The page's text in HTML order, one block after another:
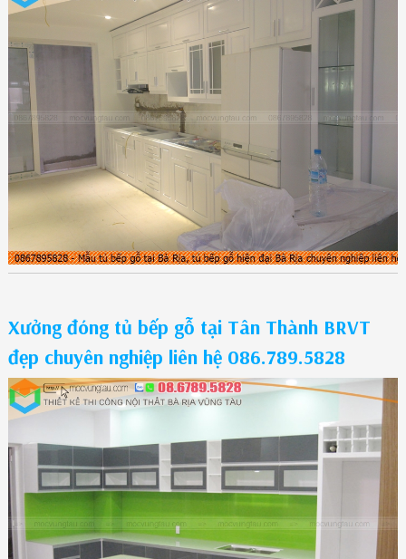
Xưởng đóng tủ bếp gỗ tại Tân Thành BRVT
đẹp chuyên nghiệp liên hệ 086.789.5828